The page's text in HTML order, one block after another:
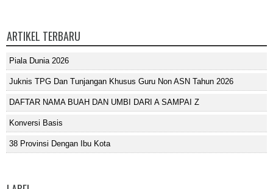
ARTIKEL TERBARU
Piala Dunia 2026
Juknis TPG Dan Tunjangan Khusus Guru Non ASN Tahun 2026
DAFTAR NAMA BUAH DAN UMBI DARI A SAMPAI Z
Konversi Basis
38 Provinsi Dengan Ibu Kota